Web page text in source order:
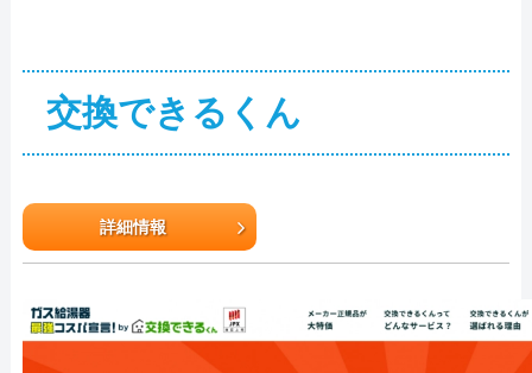
交換できるくん
詳細情報